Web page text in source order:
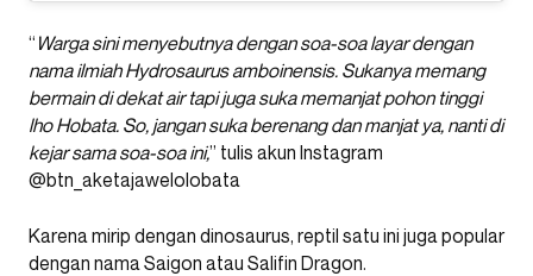
“ Warga sini menyebutnya dengan soa-soa layar dengan
nama ilmiah Hydrosaurus amboinensis. Sukanya memang
bermain di dekat air tapi juga suka memanjat pohon tinggi
lho Hobata. So, jangan suka berenang dan manjat ya, nanti di
kejar sama soa-soa ini,” tulis akun Instagram
@btn_aketajawelolobata
Karena mirip dengan dinosaurus, reptil satu ini juga popular
dengan nama Saigon atau Salifin Dragon.